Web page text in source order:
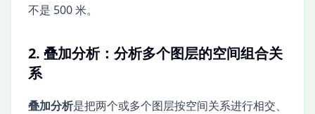
不是 500 米。
2. 叠加分析：分析多个图层的空间组合关
系
叠加分析是把两个或多个图层按空间关系进行相交、